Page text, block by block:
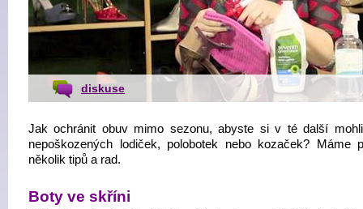
diskuse
Jak ochránit obuv mimo sezonu, abyste si v té další
nepoškozených lodiček, polobotek nebo kozaček? Máme
několik tipů a rad.
Boty ve skříni